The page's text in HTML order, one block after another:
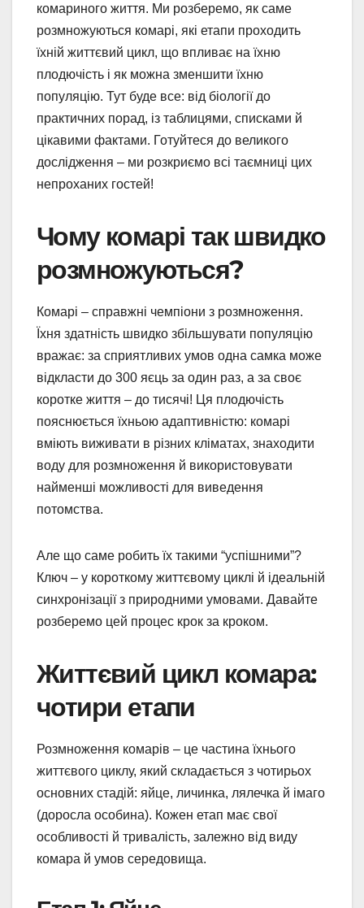
комариного життя. Ми розберемо, як саме
розмножуються комарі, які етапи проходить
їхній життєвий цикл, що впливає на їхню
плодючість і як можна зменшити їхню
популяцію. Тут буде все: від біології до
практичних порад, із таблицями, списками й
цікавими фактами. Готуйтеся до великого
дослідження – ми розкриємо всі таємниці цих
непроханих гостей!
Чому комарі так швидко
розмножуються?
Комарі – справжні чемпіони з розмноження.
Їхня здатність швидко збільшувати популяцію
вражає: за сприятливих умов одна самка може
відкласти до 300 яєць за один раз, а за своє
коротке життя – до тисячі! Ця плодючість
пояснюється їхньою адаптивністю: комарі
вміють виживати в різних кліматах, знаходити
воду для розмноження й використовувати
найменші можливості для виведення
потомства.
Але що саме робить їх такими “успішними”?
Ключ – у короткому життєвому циклі й ідеальній
синхронізації з природними умовами. Давайте
розберемо цей процес крок за кроком.
Життєвий цикл комара:
чотири етапи
Розмноження комарів – це частина їхнього
життєвого циклу, який складається з чотирьох
основних стадій: яйце, личинка, лялечка й імаго
(доросла особина). Кожен етап має свої
особливості й тривалість, залежно від виду
комара й умов середовища.